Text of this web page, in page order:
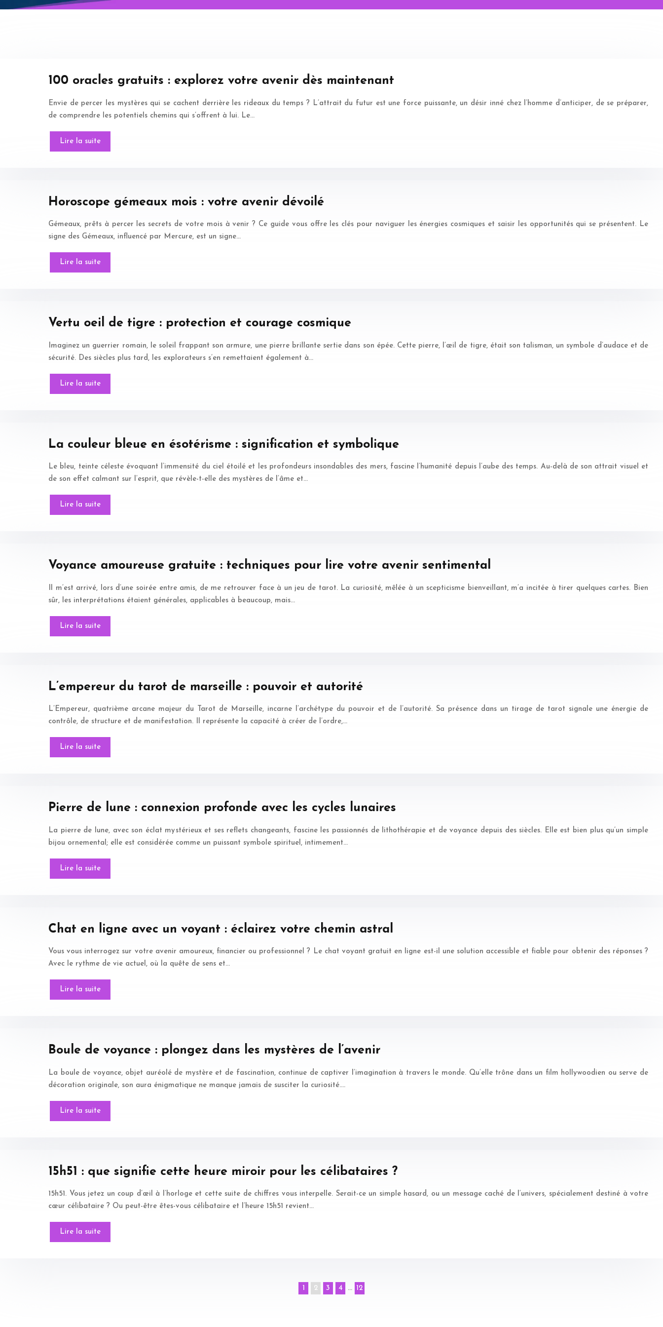
100 oracles gratuits : explorez votre avenir dès maintenant
Envie de percer les mystères qui se cachent derrière les rideaux du temps ? L’attrait du futur est une force puissante, un désir inné chez l’homme d’anticiper, de se préparer,
de comprendre les potentiels chemins qui s’offrent à lui. Le…
Lire la suite
Horoscope gémeaux mois : votre avenir dévoilé
Gémeaux, prêts à percer les secrets de votre mois à venir ? Ce guide vous offre les clés pour naviguer les énergies cosmiques et saisir les opportunités qui se présentent. Le
signe des Gémeaux, influencé par Mercure, est un signe…
Lire la suite
Vertu oeil de tigre : protection et courage cosmique
Imaginez un guerrier romain, le soleil frappant son armure, une pierre brillante sertie dans son épée. Cette pierre, l’œil de tigre, était son talisman, un symbole d’audace et de
sécurité. Des siècles plus tard, les explorateurs s’en remettaient également à…
Lire la suite
La couleur bleue en ésotérisme : signification et symbolique
Le bleu, teinte céleste évoquant l’immensité du ciel étoilé et les profondeurs insondables des mers, fascine l’humanité depuis l’aube des temps. Au-delà de son attrait visuel et
de son effet calmant sur l’esprit, que révèle-t-elle des mystères de l’âme et…
Lire la suite
Voyance amoureuse gratuite : techniques pour lire votre avenir sentimental
Il m’est arrivé, lors d’une soirée entre amis, de me retrouver face à un jeu de tarot. La curiosité, mêlée à un scepticisme bienveillant, m’a incitée à tirer quelques cartes. Bien
sûr, les interprétations étaient générales, applicables à beaucoup, mais…
Lire la suite
L’empereur du tarot de marseille : pouvoir et autorité
L’Empereur, quatrième arcane majeur du Tarot de Marseille, incarne l’archétype du pouvoir et de l’autorité. Sa présence dans un tirage de tarot signale une énergie de
contrôle, de structure et de manifestation. Il représente la capacité à créer de l’ordre,…
Lire la suite
Pierre de lune : connexion profonde avec les cycles lunaires
La pierre de lune, avec son éclat mystérieux et ses reflets changeants, fascine les passionnés de lithothérapie et de voyance depuis des siècles. Elle est bien plus qu’un simple
bijou ornemental; elle est considérée comme un puissant symbole spirituel, intimement…
Lire la suite
Chat en ligne avec un voyant : éclairez votre chemin astral
Vous vous interrogez sur votre avenir amoureux, financier ou professionnel ? Le chat voyant gratuit en ligne est-il une solution accessible et fiable pour obtenir des réponses ?
Avec le rythme de vie actuel, où la quête de sens et…
Lire la suite
Boule de voyance : plongez dans les mystères de l’avenir
La boule de voyance, objet auréolé de mystère et de fascination, continue de captiver l’imagination à travers le monde. Qu’elle trône dans un film hollywoodien ou serve de
décoration originale, son aura énigmatique ne manque jamais de susciter la curiosité….
Lire la suite
15h51 : que signifie cette heure miroir pour les célibataires ?
15h51. Vous jetez un coup d’œil à l’horloge et cette suite de chiffres vous interpelle. Serait-ce un simple hasard, ou un message caché de l’univers, spécialement destiné à votre
cœur célibataire ? Ou peut-être êtes-vous célibataire et l’heure 15h51 revient…
Lire la suite
1 2 3 4 … 12